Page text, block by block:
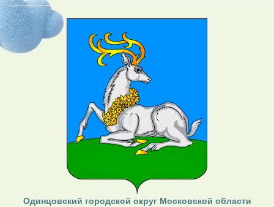
Одинцовский городской округ Московской области